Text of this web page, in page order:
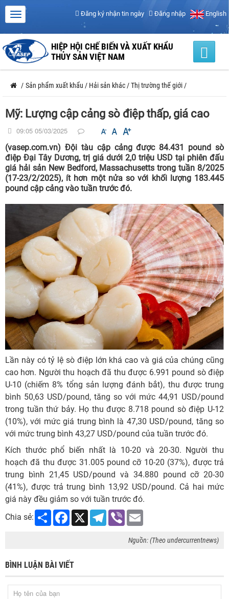
Đăng ký nhận tin ngày Đăng nhập English
HIỆP HỘI CHẾ BIẾN VÀ XUẤT KHẨU
THỦY SẢN VIỆT NAM
/ Sản phẩm xuất khẩu / Hải sản khác /Thị trường thế giới /
Mỹ: Lượng cập cảng sò điệp thấp, giá cao
09:05 05/03/2025
(vasep.com.vn) Đội tàu cập cảng được 84.431 pound sò
điệp Đại Tây Dương, trị giá dưới 2,0 triệu USD tại phiên đấu
giá hải sản New Bedford, Massachusetts trong tuần 8/2025
(17-23/2/2025), ít hơn một nửa so với khối lượng 183.445
pound cập cảng vào tuần trước đó.
Lần này có tỷ lệ sò điệp lớn khá cao và giá của chúng cũng
cao hơn. Người thu hoạch đã thu được 6.991 pound sò điệp
U-10 (chiếm 8% tổng sản lượng đánh bắt), thu được trung
bình 50,63 USD/pound, tăng so với mức 44,91 USD/pound
trong tuần thứ bảy. Họ thu được 8.718 pound sò điệp U-12
(10%), với mức giá trung bình là 47,30 USD/pound, tăng so
với mức trung bình 43,27 USD/pound của tuần trước đó.
Kích thước phổ biến nhất là 10-20 và 20-30. Người thu
hoạch đã thu được 31.005 pound cỡ 10-20 (37%), được trả
trung bình 21,45 USD/pound và 34.880 pound cỡ 20-30
(41%), được trả trung bình 13,92 USD/pound. Cả hai mức
giá này đều giảm so với tuần trước đó.
Chia sẻ:
Share Facebook
X Telegram
Viber
Nguồn: (Theo undercurrentnews)
BÌNH LUẬN BÀI VIẾT